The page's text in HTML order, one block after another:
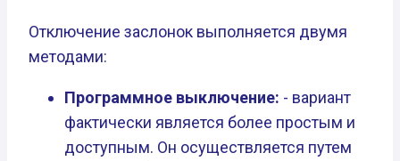
Отключение заслонок выполняется двумя
методами:
Программное выключение: - вариант
фактически является более простым и
доступным. Он осуществляется путем